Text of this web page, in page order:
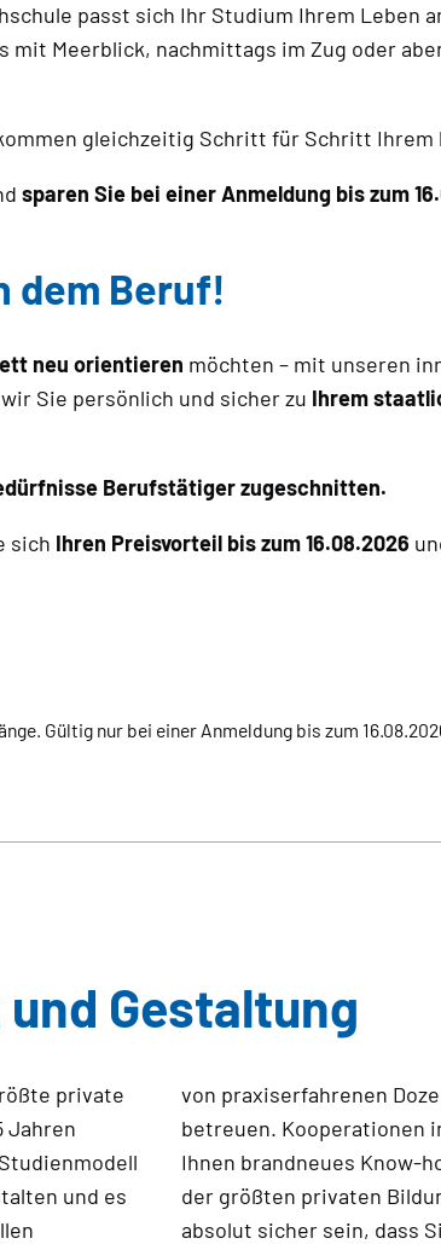
passt sich Ihr Studium Ihrem Leben
mit Meerblick, nachmittags im Zug oder
gleichzeitig Schritt für Schritt
sparen Sie bei einer Anmeldung bis zum
dem Beruf!
neu orientieren möchten – mit unseren
Sie persönlich und sicher zu Ihrem
Berufstätiger zugeschnitten.
sich Ihren Preisvorteil bis zum 16.08.2026
Gültig nur bei einer Anmeldung bis zum
Gestaltung
private
Jahren
und es
um die Uhr
– eine
können Sie